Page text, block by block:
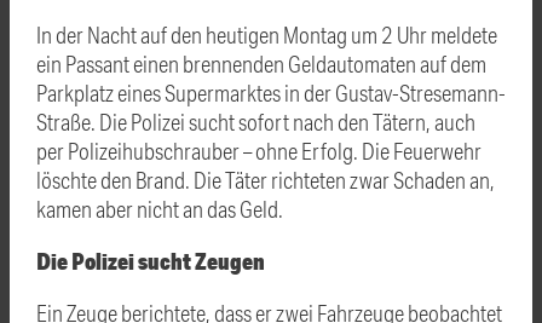
In der Nacht auf den heutigen Montag um 2 Uhr meldete
ein Passant einen brennenden Geldautomaten auf dem
Parkplatz eines Supermarktes in der Gustav-Stresemann-
Straße. Die Polizei sucht sofort nach den Tätern, auch
per Polizeihubschrauber – ohne Erfolg. Die Feuerwehr
löschte den Brand. Die Täter richteten zwar Schaden an,
kamen aber nicht an das Geld.
Die Polizei sucht Zeugen
Ein Zeuge berichtete, dass er zwei Fahrzeuge beobachtet